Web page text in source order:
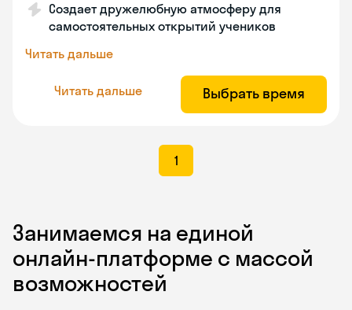
Создает дружелюбную атмосферу для
самостоятельных открытий учеников
Читать дальше
Читать дальше Выбрать время
1
Занимаемся на единой
онлайн-платформе с массой
возможностей